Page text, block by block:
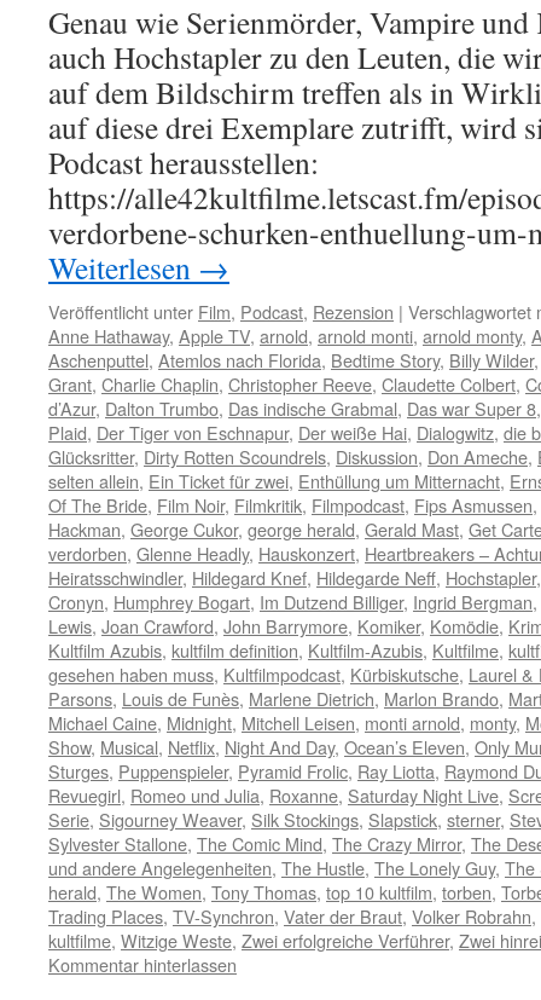
Genau wie Serienmörder, Vampire
auch Hochstapler zu den Leuten, die
auf dem Bildschirm treffen als in
auf diese drei Exemplare zutrifft, wird
Podcast herausstellen:
https://alle42kultfilme.letscast.fm/
verdorbene-schurken-enthuellung-
Weiterlesen →
Veröffentlicht unter Film, Podcast, Rezension | Verschlagwortet
Anne Hathaway, Apple TV, arnold, arnold monti, arnold monty,
Aschenputtel, Atemlos nach Florida, Bedtime Story, Billy Wilder
Grant, Charlie Chaplin, Christopher Reeve, Claudette Colbert,
d’Azur, Dalton Trumbo, Das indische Grabmal, Das war Super 8
Plaid, Der Tiger von Eschnapur, Der weiße Hai, Dialogwitz, die
Glücksritter, Dirty Rotten Scoundrels, Diskussion, Don Ameche,
selten allein, Ein Ticket für zwei, Enthüllung um Mitternacht,
Of The Bride, Film Noir, Filmkritik, Filmpodcast, Fips Asmussen,
Hackman, George Cukor, george herald, Gerald Mast, Get
verdorben, Glenne Headly, Hauskonzert, Heartbreakers –
Heiratsschwindler, Hildegard Knef, Hildegarde Neff, Hochstapler
Cronyn, Humphrey Bogart, Im Dutzend Billiger, Ingrid Bergman,
Lewis, Joan Crawford, John Barrymore, Komiker, Komödie,
Kultfilm Azubis, kultfilm definition, Kultfilm-Azubis, Kultfilme,
gesehen haben muss, Kultfilmpodcast, Kürbiskutsche, Laurel &
Parsons, Louis de Funès, Marlene Dietrich, Marlon Brando,
Michael Caine, Midnight, Mitchell Leisen, monti arnold, monty,
Show, Musical, Netflix, Night And Day, Ocean’s Eleven, Only
Sturges, Puppenspieler, Pyramid Frolic, Ray Liotta, Raymond
Revuegirl, Romeo und Julia, Roxanne, Saturday Night Live,
Serie, Sigourney Weaver, Silk Stockings, Slapstick, sterner,
Sylvester Stallone, The Comic Mind, The Crazy Mirror, The
und andere Angelegenheiten, The Hustle, The Lonely Guy, The
herald, The Women, Tony Thomas, top 10 kultfilm, torben,
Trading Places, TV-Synchron, Vater der Braut, Volker Robrahn,
kultfilme, Witzige Weste, Zwei erfolgreiche Verführer, Zwei
Kommentar hinterlassen